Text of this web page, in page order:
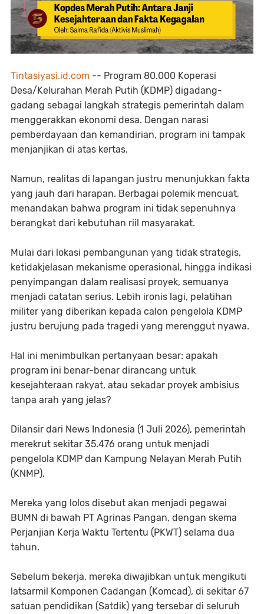
Tintasiyasi.id.com -- Program 80.000 Koperasi
Desa/Kelurahan Merah Putih (KDMP) digadang-
gadang sebagai langkah strategis pemerintah dalam
menggerakkan ekonomi desa. Dengan narasi
pemberdayaan dan kemandirian, program ini tampak
menjanjikan di atas kertas.
Namun, realitas di lapangan justru menunjukkan fakta
yang jauh dari harapan. Berbagai polemik mencuat,
menandakan bahwa program ini tidak sepenuhnya
berangkat dari kebutuhan riil masyarakat.
Mulai dari lokasi pembangunan yang tidak strategis,
ketidakjelasan mekanisme operasional, hingga indikasi
penyimpangan dalam realisasi proyek, semuanya
menjadi catatan serius. Lebih ironis lagi, pelatihan
militer yang diberikan kepada calon pengelola KDMP
justru berujung pada tragedi yang merenggut nyawa.
Hal ini menimbulkan pertanyaan besar: apakah
program ini benar-benar dirancang untuk
kesejahteraan rakyat, atau sekadar proyek ambisius
tanpa arah yang jelas?
Dilansir dari News Indonesia (1 Juli 2026), pemerintah
merekrut sekitar 35.476 orang untuk menjadi
pengelola KDMP dan Kampung Nelayan Merah Putih
(KNMP).
Mereka yang lolos disebut akan menjadi pegawai
BUMN di bawah PT Agrinas Pangan, dengan skema
Perjanjian Kerja Waktu Tertentu (PKWT) selama dua
tahun.
Sebelum bekerja, mereka diwajibkan untuk mengikuti
latsarmil Komponen Cadangan (Komcad), di sekitar 67
satuan pendidikan (Satdik) yang tersebar di seluruh